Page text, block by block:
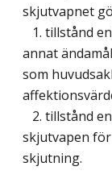
skjutvapnet
1. tillstånd
annat
som
2. tillstånd
skjutvapen
skjutning.